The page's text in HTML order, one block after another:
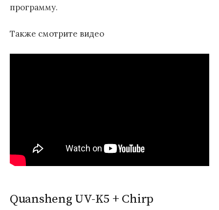
программу.
Также смотрите видео
Quansheng UV-K5 + Chirp